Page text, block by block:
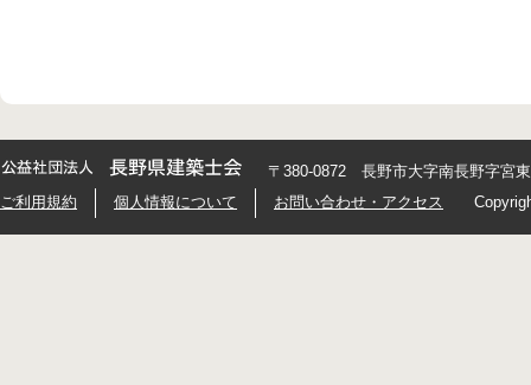
〒380-0872 長野市大字南長野字宮
ご利用規約
個人情報について お問い合わせ・アクセス